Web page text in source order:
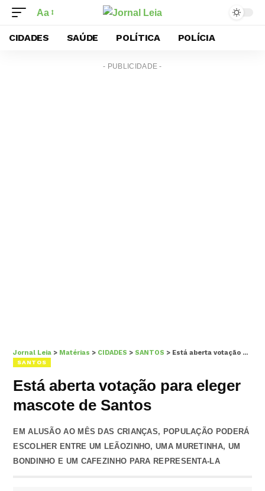
Aa
CIDADES SAÚDE POLÍTICA POLÍCIA
- PUBLICIDADE -
Jornal Leia > Matérias > CIDADES > SANTOS > Está aberta votação para eleger mascote de Santos
SANTOS
Está aberta votação para eleger
mascote de Santos
EM ALUSÃO AO MÊS DAS CRIANÇAS, POPULAÇÃO PODERÁ
ESCOLHER ENTRE UM LEÃOZINHO, UMA MURETINHA, UM
BONDINHO E UM CAFEZINHO PARA REPRESENTA-LA